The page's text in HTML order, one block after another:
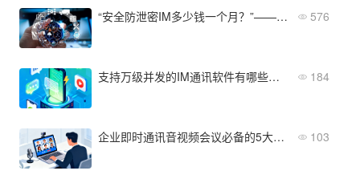
“安全防泄密IM多少钱一个月？”——附主流产品价格清单与价值分析 576
支持万级并发的IM通讯软件有哪些？2026年终盘点 184
企业即时通讯音视频会议必备的5大功能与配置操作清单 103